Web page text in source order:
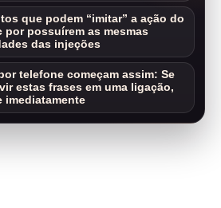
que podem “imitar” a ação do
por possuírem as mesmas
das injeções
telefone começam assim: Se
estas frases em uma ligação,
imediatamente